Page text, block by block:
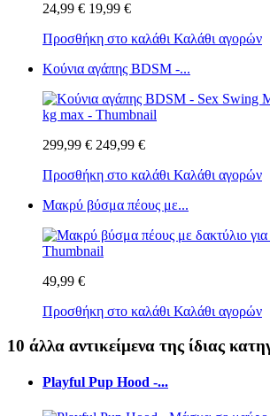
24,99 € 19,99 €
Προσθήκη στο καλάθι Καλάθι αγορών
Κούνια αγάπης BDSM -...
299,99 € 249,99 €
Προσθήκη στο καλάθι Καλάθι αγορών
Μακρύ βύσμα πέους με...
49,99 €
Προσθήκη στο καλάθι Καλάθι αγορών
10 άλλα αντικείμενα της ίδιας
Playful Pup Hood -...